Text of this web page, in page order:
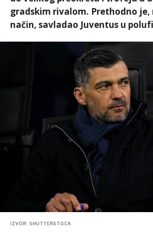
gradskim rivalom. Prethodno je,
način, savladao Juventus u
IZVOR: SHUTTERSTOCK